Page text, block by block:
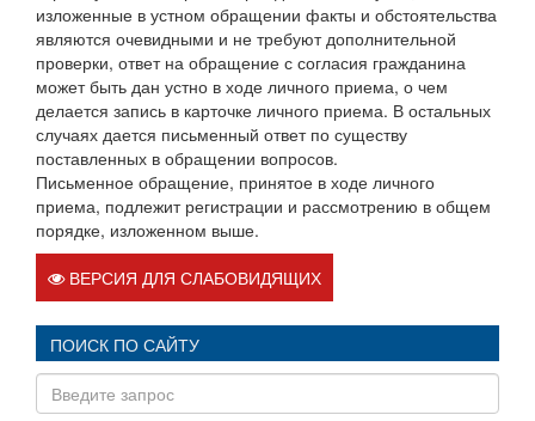
изложенные в устном обращении факты и обстоятельства
являются очевидными и не требуют дополнительной
проверки, ответ на обращение с согласия гражданина
может быть дан устно в ходе личного приема, о чем
делается запись в карточке личного приема. В остальных
случаях дается письменный ответ по существу
поставленных в обращении вопросов.
Письменное обращение, принятое в ходе личного
приема, подлежит регистрации и рассмотрению в общем
порядке, изложенном выше.
ВЕРСИЯ ДЛЯ СЛАБОВИДЯЩИХ
ПОИСК ПО САЙТУ